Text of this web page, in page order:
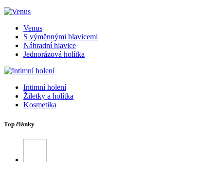
Venus
S výměnnými hlavicemi
Náhradní hlavice
Jednorázová holítka
Intimní holení
Žiletky a holítka
Kosmetika
Top články